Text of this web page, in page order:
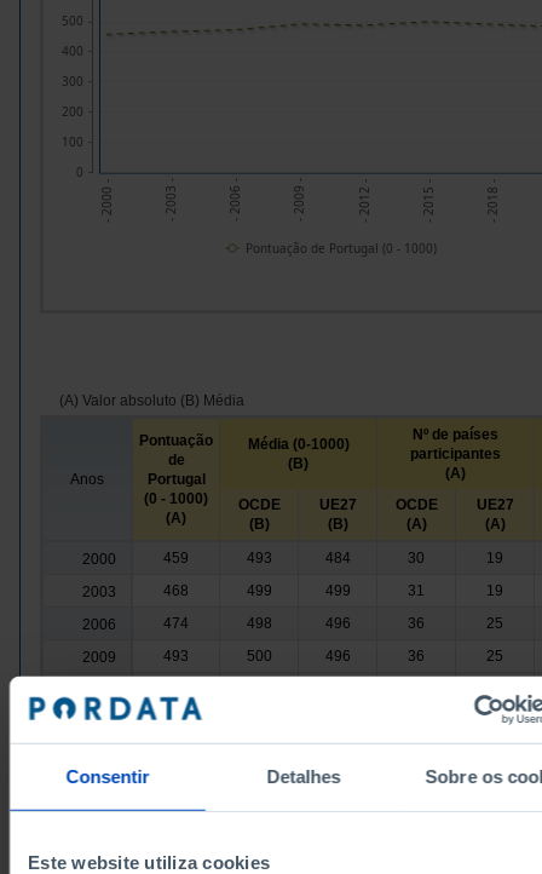
Consentir Detalhes Sobre os
Este website utiliza cookies
- 2000 - - 2003 - - 2006 - - 2009 - - 2012 - - 2015 - - 2018 -
0
100
200
300
400
500
Pontuação de Portugal (0 - 1000)
(A) Valor absoluto (B) Média
Anos
Pontuação
de
Portugal
(0 - 1000)
(A)
Média (0-1000)
(B)
Nº de países
participantes
(A)
OCDE
(B)
UE27
(B)
OCDE
(A)
UE27
(A)
2000 459 493 484 30
19
2003
468 499 499 31
19
2006
474 498 496 36
25
2009
493 500 496 36
25
2015
501
27
2022
485 481 26